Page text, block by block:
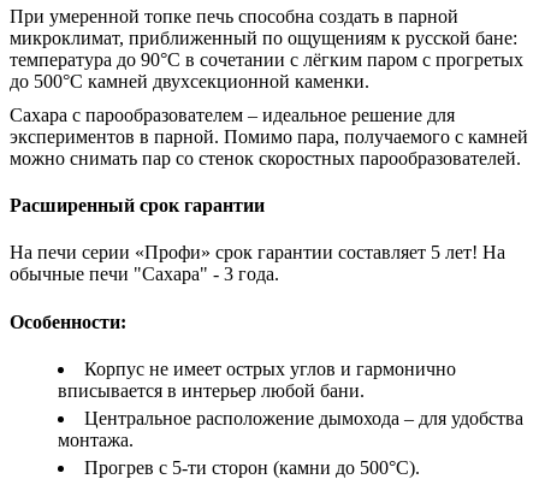
При умеренной топке печь способна создать в парной
микроклимат, приближенный по ощущениям к русской бане:
температура до 90°С в сочетании с лёгким паром с прогретых
до 500°С камней двухсекционной каменки.
Сахара с парообразователем – идеальное решение для
экспериментов в парной. Помимо пара, получаемого с камней
можно снимать пар со стенок скоростных парообразователей.
Расширенный срок гарантии
На печи серии «Профи» срок гарантии составляет 5 лет! На
обычные печи "Сахара" - 3 года.
Особенности:
Корпус не имеет острых углов и гармонично
вписывается в интерьер любой бани.
Центральное расположение дымохода – для удобства
монтажа.
Прогрев с 5-ти сторон (камни до 500°С).